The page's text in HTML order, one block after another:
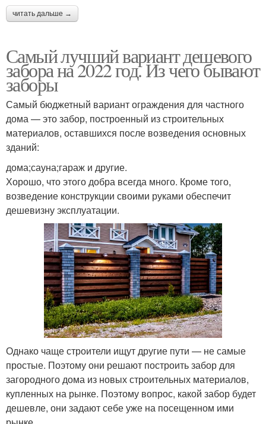
читать дальше →
Самый лучший вариант дешевого
забора на 2022 год. Из чего бывают
заборы
Самый бюджетный вариант ограждения для частного
дома — это забор, построенный из строительных
материалов, оставшихся после возведения основных
зданий:
дома;сауна;гараж и другие.
Хорошо, что этого добра всегда много. Кроме того,
возведение конструкции своими руками обеспечит
дешевизну эксплуатации.
Однако чаще строители ищут другие пути — не самые
простые. Поэтому они решают построить забор для
загородного дома из новых строительных материалов,
купленных на рынке. Поэтому вопрос, какой забор будет
дешевле, они задают себе уже на посещенном ими